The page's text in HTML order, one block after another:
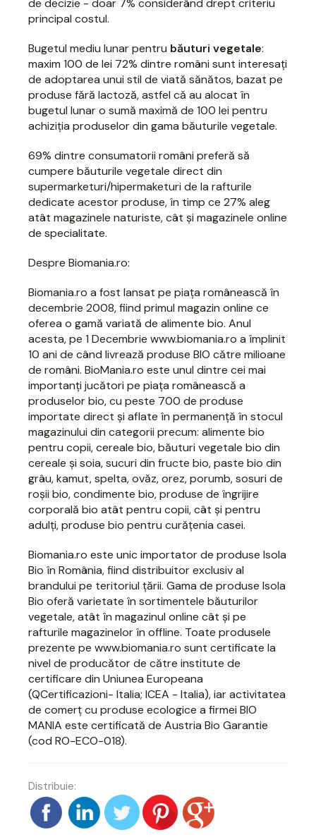
de decizie - doar 7% considerând drept criteriu
principal costul.
Bugetul mediu lunar pentru băuturi vegetale:
maxim 100 de lei 72% dintre români sunt interesați
de adoptarea unui stil de viată sănătos, bazat pe
produse fără lactoză, astfel că au alocat în
bugetul lunar o sumă maximă de 100 lei pentru
achiziția produselor din gama băuturile vegetale.
69% dintre consumatorii români preferă să
cumpere băuturile vegetale direct din
supermarketuri/hipermaketuri de la rafturile
dedicate acestor produse, în timp ce 27% aleg
atât magazinele naturiste, cât și magazinele online
de specialitate.
Despre Biomania.ro:
Biomania.ro a fost lansat pe piața românească în
decembrie 2008, fiind primul magazin online ce
oferea o gamă variată de alimente bio. Anul
acesta, pe 1 Decembrie www.biomania.ro a împlinit
10 ani de când livrează produse BIO către milioane
de români. BioMania.ro este unul dintre cei mai
importanți jucători pe piața românească a
produselor bio, cu peste 700 de produse
importate direct și aflate în permanență în stocul
magazinului din categorii precum: alimente bio
pentru copii, cereale bio, băuturi vegetale bio din
cereale și soia, sucuri din fructe bio, paste bio din
grâu, kamut, spelta, ovăz, orez, porumb, sosuri de
roșii bio, condimente bio, produse de îngrijire
corporală bio atât pentru copii, cât și pentru
adulți, produse bio pentru curățenia casei.
Biomania.ro este unic importator de produse Isola
Bio în România, fiind distribuitor exclusiv al
brandului pe teritoriul țării. Gama de produse Isola
Bio oferă varietate în sortimentele băuturilor
vegetale, atât în magazinul online cât și pe
rafturile magazinelor în offline. Toate produsele
prezente pe www.biomania.ro sunt certificate la
nivel de producător de către institute de
certificare din Uniunea Europeana
(QCertificazioni- Italia; ICEA - Italia), iar activitatea
de comerț cu produse ecologice a firmei BIO
MANIA este certificată de Austria Bio Garantie
(cod RO-ECO-018).
Distribuie: